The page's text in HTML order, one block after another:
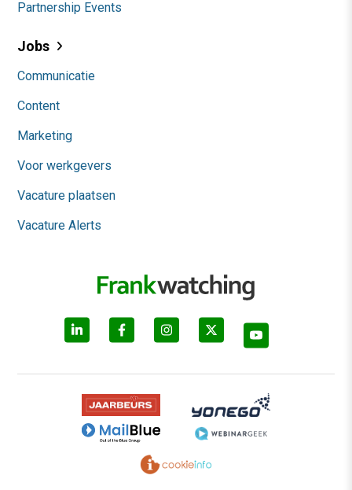
Partnership Events
Jobs
Communicatie
Content
Marketing
Voor werkgevers
Vacature plaatsen
Vacature Alerts